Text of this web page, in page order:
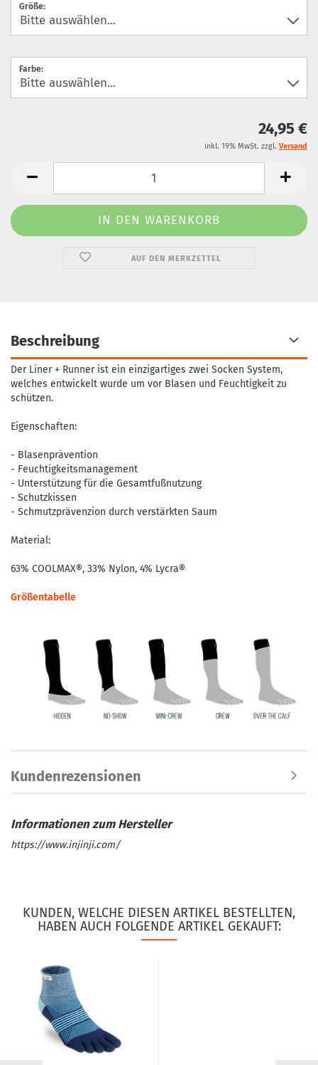
Größe:
Farbe:
24,95 €
inkl. 19% MwSt. zzgl. Versand
AUF DEN MERKZETTEL
Beschreibung
Der Liner + Runner ist ein einzigartiges zwei Socken System,
welches entwickelt wurde um vor Blasen und Feuchtigkeit zu
schützen.
Eigenschaften:
- Blasenprävention
- Feuchtigkeitsmanagement
- Unterstützung für die Gesamtfußnutzung
- Schutzkissen
- Schmutzprävenzion durch verstärkten Saum
Material:
63% COOLMAX®, 33% Nylon, 4% Lycra®
Größentabelle
Kundenrezensionen
https://www.injinji.com/
KUNDEN, WELCHE DIESEN ARTIKEL BESTELLTEN,
HABEN AUCH FOLGENDE ARTIKEL GEKAUFT: